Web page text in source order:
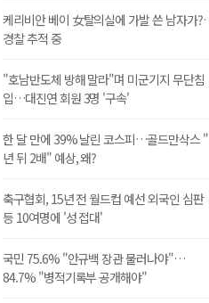
케리비안 베이 女탈의실에 가발 쓴 남자가
경찰 추적 중
"호남반도체 방해 말라"며 미군기지 무단침
입…대진연 회원 3명 '구속'
한 달 만에 39% 날린 코스피…골드만삭스
년 뒤 2배" 예상, 왜?
축구협회, 15년 전 월드컵 예선 외국인 심판
등 10여명에 '성 접대'
국민 75.6% "안규백 장관 물러나야"…
84.7% "병적기록부 공개해야"